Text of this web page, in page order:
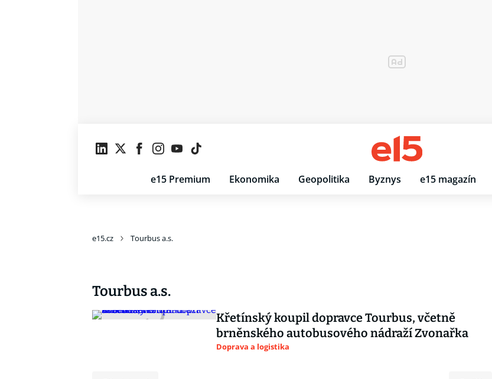
e15 Premium Ekonomika Geopolitika Byznys e15 magazín
e15.cz Tourbus a.s.
Tourbus a.s.
Křetínský koupil dopravce Tourbus, včetně
brněnského autobusového nádraží Zvonařka
Doprava a logistika